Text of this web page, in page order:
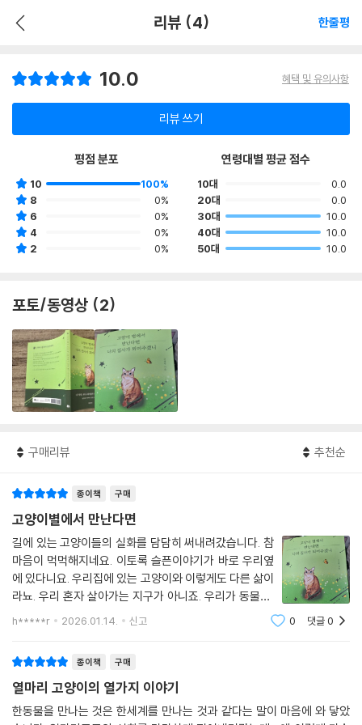
리뷰 (4) 한줄평
10.0 혜택 및 유의사항
리뷰 쓰기
평점 분포
10
100%
8
0%
6
0%
4
0%
2
0%
연령대별 평균 점수
10대
0.0
20대
0.0
30대
10.0
40대
10.0
50대
10.0
포토/동영상 (2)
구매리뷰 추천순
종이책 구매
고양이별에서 만난다면
길에 있는 고양이들의 실화를 담담히 써내려갔습니다. 참
마음이 먹먹해지네요. 이토록 슬픈이야기가 바로 우리옆
에 있다니요. 우리집에 있는 고양이와 이렇게도 다른 삶이
라뇨. 우리 혼자 살아가는 지구가 아니죠. 우리가 동물을,
식물을, 자연을 지켜야겠습니다.
h*****r 2026.01.14. 신고 0 댓글0
종이책 구매
열마리 고양이의 열가지 이야기
한동물을 만나는 것은 한세계를 만나는 것과 같다는 말이 마음에 와 닿았